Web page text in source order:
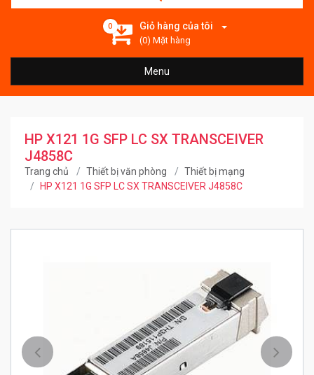
0 Giỏ hàng của tôi
(0) Mặt hàng
Menu
HP X121 1G SFP LC SX TRANSCEIVER
J4858C
Trang chủ Thiết bị văn phòng
Thiết bị mạng
HP X121 1G SFP LC SX TRANSCEIVER J4858C
Trước Kế